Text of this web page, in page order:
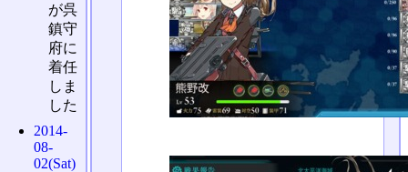
が呉
鎮守
府に
着任
しま
した
2014-
08-
02(Sat)